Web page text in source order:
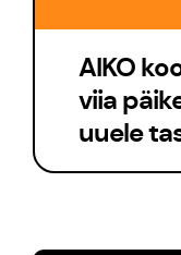
AIKO
viia
uuele